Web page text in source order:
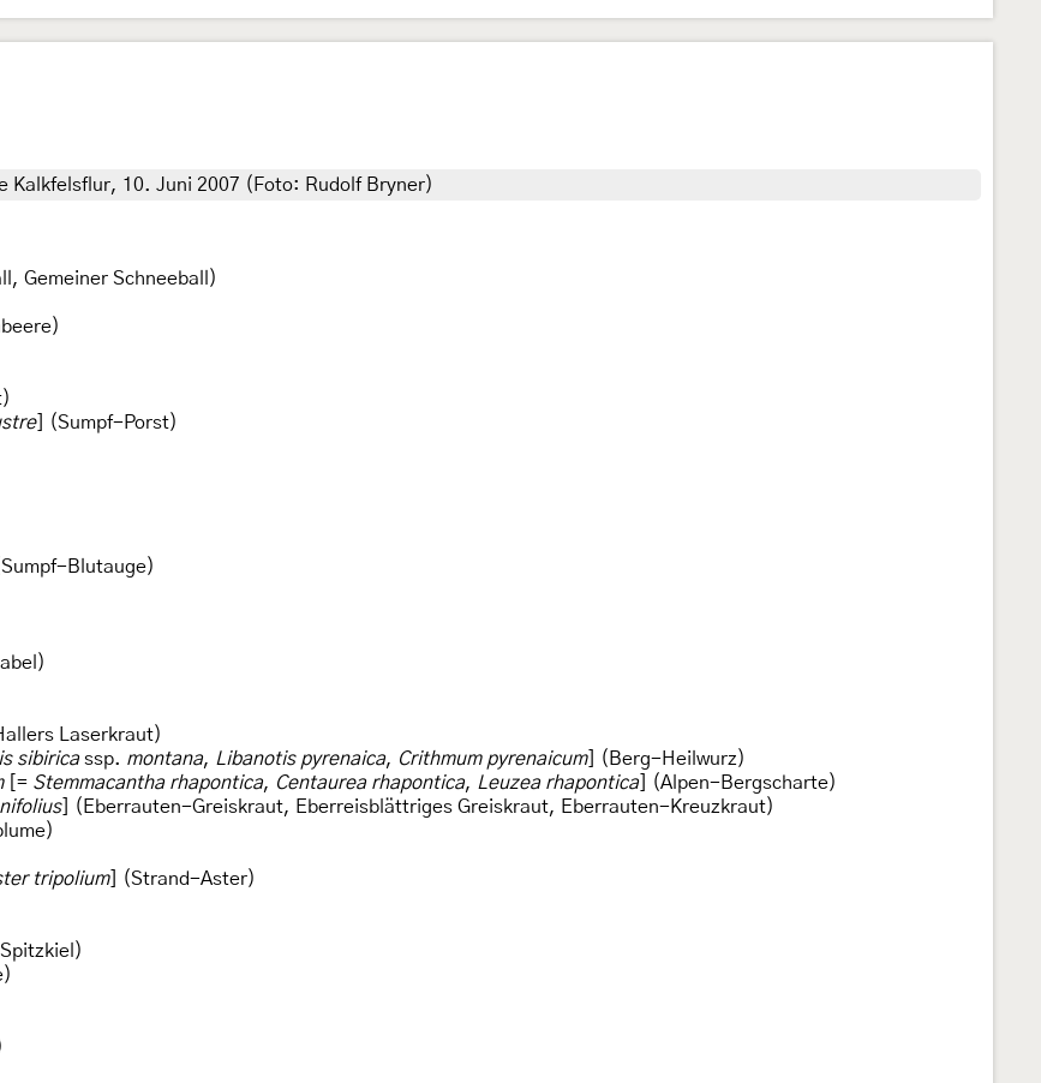
Kalkfelsflur, 10. Juni 2007 (Foto: Rudolf Bryner)
Gemeiner Schneeball)
] (Sumpf-Porst)
Blutauge)
Laserkraut)
sibiricassp. montana, Libanotis pyrenaica, Crithmum pyrenaicum] (Berg-Heilwurz)
[= Stemmacantha rhapontica, Centaurea rhapontica, Leuzea rhapontica] (Alpen-Bergscharte)
] (Eberrauten-Greiskraut, Eberreisblättriges Greiskraut, Eberrauten-Kreuzkraut)
tripolium] (Strand-Aster)